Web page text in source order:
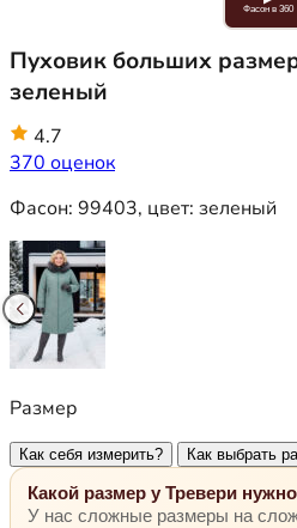
Фасон в 360
Пуховик больших
зеленый
4.7
370 оценок
Фасон: 99403, цвет: зеленый
Размер
Как себя измерить? Как выбрать
Какой размер у Тревери
У нас сложные размеры на